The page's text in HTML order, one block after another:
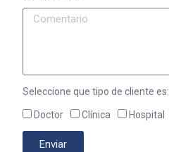
Seleccione que tipo de cliente es:
Doctor Clínica Hospital
Enviar